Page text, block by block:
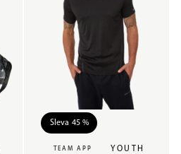
Sleva 45 %
TEAM APP YOUTH